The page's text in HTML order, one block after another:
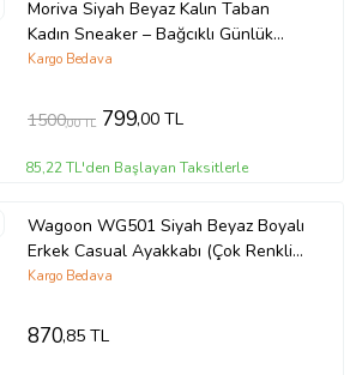
Moriva Siyah Beyaz Kalın Taban
Kadın Sneaker – Bağcıklı Günlük
Spor Ayakkabı – Rahat Yürüyüş
Kargo Bedava
1500,00 TL 799,00 TL
85,22 TL'den Başlayan Taksitlerle
Wagoon WG501 Siyah Beyaz Boyalı
Erkek Casual Ayakkabı (Çok Renkli-
Lacivert)
Kargo Bedava
870,85 TL